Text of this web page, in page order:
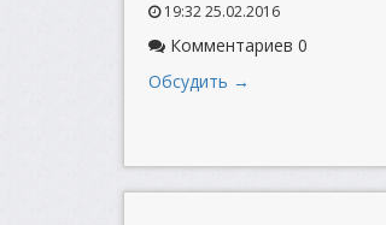
19:32 25.02.2016
Комментариев 0
Обсудить →